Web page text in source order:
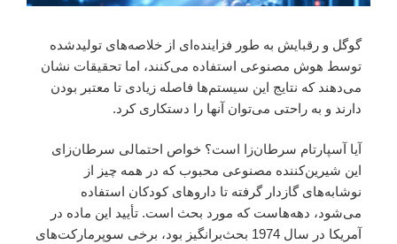
گوگل و رقبایش به طور فزاینده‌ای از خلاصه‌های تولیدشده
توسط هوش مصنوعی استفاده می‌کنند، اما تحقیقات نشان
می‌دهند که نتایج این سیستم‌ها فاصله زیادی تا معتبر بودن
دارند و به راحتی می‌توان آنها را دستکاری کرد.
آیا آسپارتام سرطان‌زا است؟ خواص احتمالی سرطان‌زای
این شیرین‌کننده مصنوعی محبوب که در همه چیز از
نوشابه‌های گازدار گرفته تا داروهای کودکان استفاده
می‌شود، دهه‌هاست که مورد بحث است. تأیید این ماده در
آمریکا در سال 1974 بحث‌برانگیز بود، برخی سوپرمارکت‌های